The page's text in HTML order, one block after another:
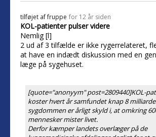
tilføjet affruppe for 12 år siden
KOL-patienter pulser videre
Nemlig [l]
2 ud af 3 tilfælde er ikke rygerrelateret,
at have en indædt diskussion med en
læge på sygehuset.
[quote="anonyym" post=2809440]KOL-
koster hvert år samfundet knap 8
sygdommen er årligt skyld i, at omkring
mennesker mister livet.
Derfor kæmper landets overlæger på de